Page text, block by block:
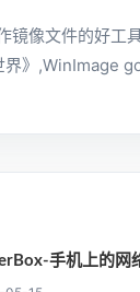
镜像文件的好工
界》,WinImage
手机上的网